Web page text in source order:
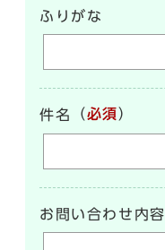
ふりがな
件名 （必須）
お問い合わせ内容